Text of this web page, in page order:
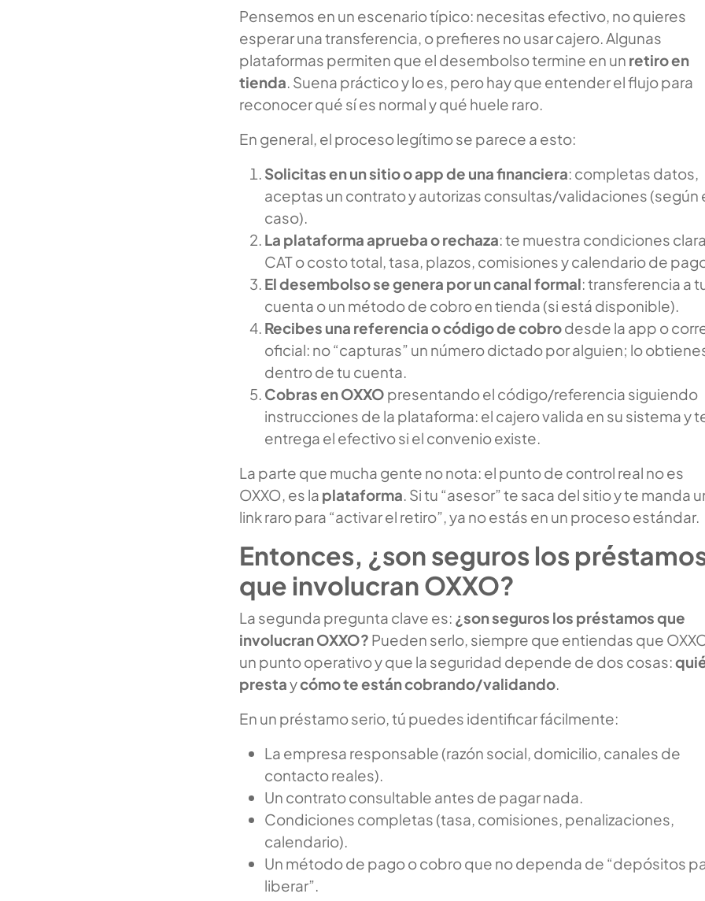
Pensemos en un escenario típico: necesitas efectivo, no quieres
esperar una transferencia, o prefieres no usar cajero. Algunas
plataformas permiten que el desembolso termine en un retiro en
tienda. Suena práctico y lo es, pero hay que entender el flujo para
reconocer qué sí es normal y qué huele raro.
En general, el proceso legítimo se parece a esto:
Solicitas en un sitio o app de una financiera: completas datos,
aceptas un contrato y autorizas consultas/validaciones (según
caso).
La plataforma aprueba o rechaza: te muestra condiciones
CAT o costo total, tasa, plazos, comisiones y calendario de
El desembolso se genera por un canal formal: transferencia a
cuenta o un método de cobro en tienda (si está disponible).
Recibes una referencia o código de cobrodesde la app o
oficial: no “capturas” un número dictado por alguien; lo
dentro de tu cuenta.
Cobras en OXXO presentando el código/referencia siguiendo
instrucciones de la plataforma: el cajero valida en su sistema y
entrega el efectivo si el convenio existe.
La parte que mucha gente no nota: el punto de control real no es
OXXO, es la plataforma. Si tu “asesor” te saca del sitio y te manda
link raro para “activar el retiro”, ya no estás en un proceso estándar.
Entonces, ¿son seguros los
que involucran OXXO?
La segunda pregunta clave es: ¿son seguros los préstamos que
involucran OXXO? Pueden serlo, siempre que entiendas que
un punto operativo y que la seguridad depende de dos cosas:
prestaycómo te están cobrando/validando.
En un préstamo serio, tú puedes identificar fácilmente:
La empresa responsable (razón social, domicilio, canales de
contacto reales).
Un contrato consultable antes de pagar nada.
Condiciones completas (tasa, comisiones, penalizaciones,
calendario).
Un método de pago o cobro que no dependa de “depósitos
liberar”.